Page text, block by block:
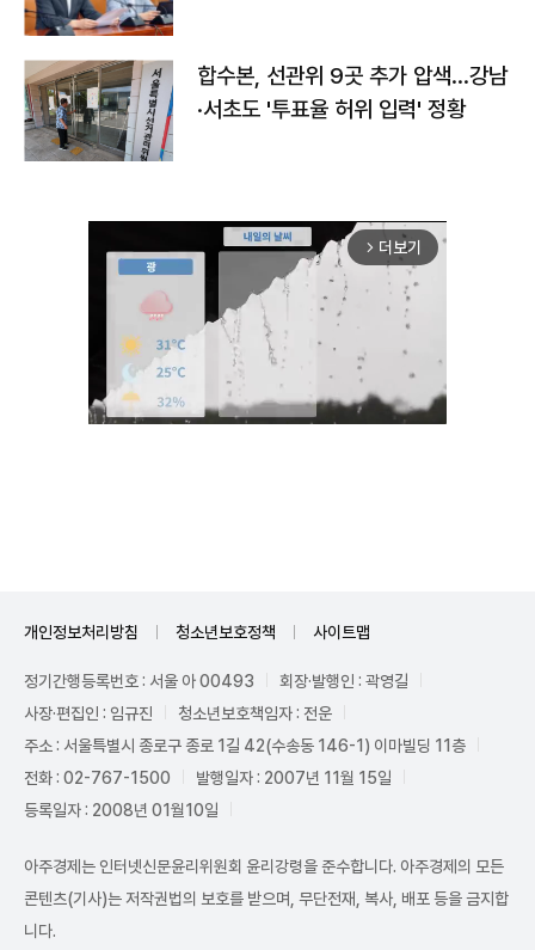
합수본, 선관위 9곳 추가 압색…강남
·서초도 '투표율 허위 입력' 정황
arrow_forward_ios 더보기
개인정보처리방침 청소년보호정책 사이트맵
정기간행등록번호 : 서울 아 00493
회장·발행인 : 곽영길
사장·편집인 : 임규진
청소년보호책임자 : 전운
주소 : 서울특별시 종로구 종로 1길 42(수송동 146-1) 이마빌딩 11층
전화 : 02-767-1500
발행일자 : 2007년 11월 15일
등록일자 : 2008년 01월10일
아주경제는 인터넷신문윤리위원회 윤리강령을 준수합니다. 아주경제의 모든
콘텐츠(기사)는 저작권법의 보호를 받으며, 무단전재, 복사, 배포 등을 금지합
니다.